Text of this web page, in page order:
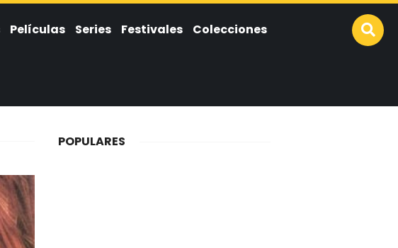
Películas Series Festivales Colecciones
POPULARES